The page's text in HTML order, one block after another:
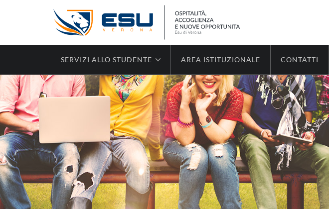
SERVIZI ALLO STUDENTE AREA ISTITUZIONALE CONTATTI